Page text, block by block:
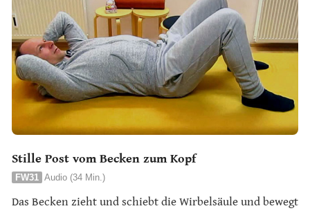
Stille Post vom Becken zum Kopf
FW31 Audio (34 Min.)
Das Becken zieht und schiebt die Wirbelsäule und bewegt